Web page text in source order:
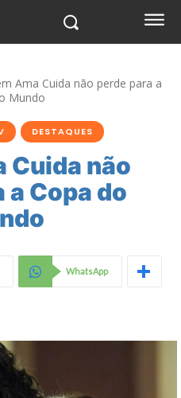
Ama Cuida não perde para a
Mundo
DESTAQUES
Cuida não
a Copa do
WhatsApp